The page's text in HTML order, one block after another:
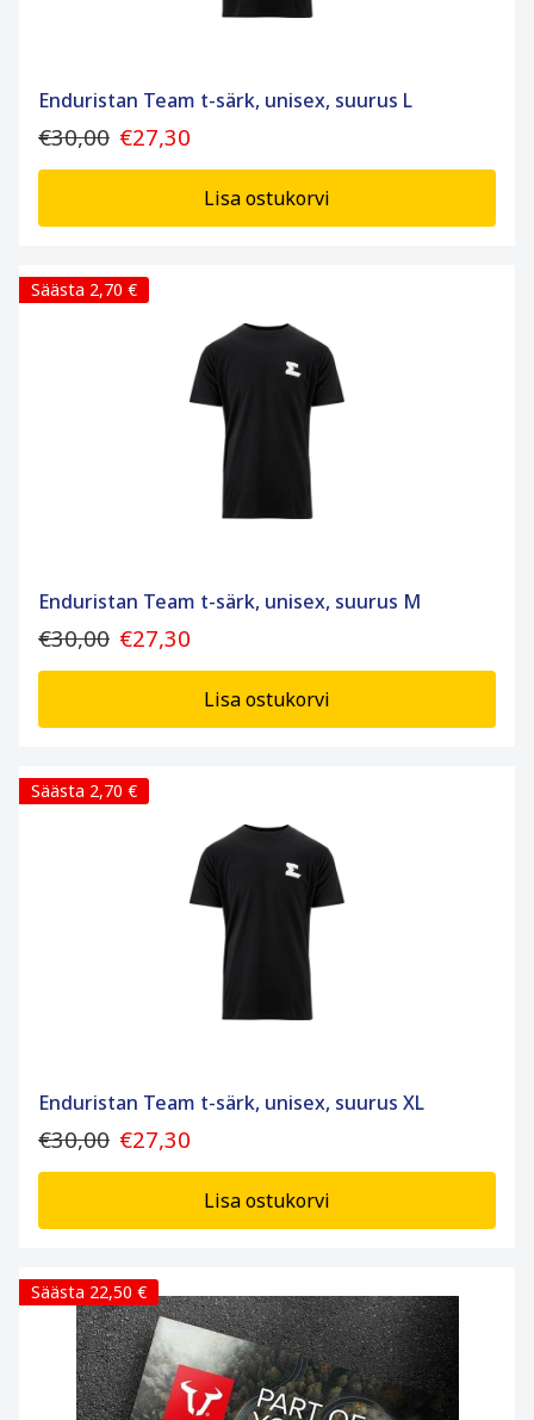
Enduristan Team t-särk, unisex, suurus L
€30,00 €27,30
Lisa ostukorvi
Säästa 2,70 €
Enduristan Team t-särk, unisex, suurus M
€30,00 €27,30
Lisa ostukorvi
Säästa 2,70 €
Enduristan Team t-särk, unisex, suurus XL
€30,00 €27,30
Lisa ostukorvi
Säästa 22,50 €